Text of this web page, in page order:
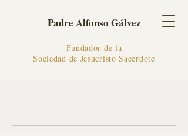
Padre Alfonso Gálvez
Fundador de la
Sociedad de Jesucristo Sacerdote